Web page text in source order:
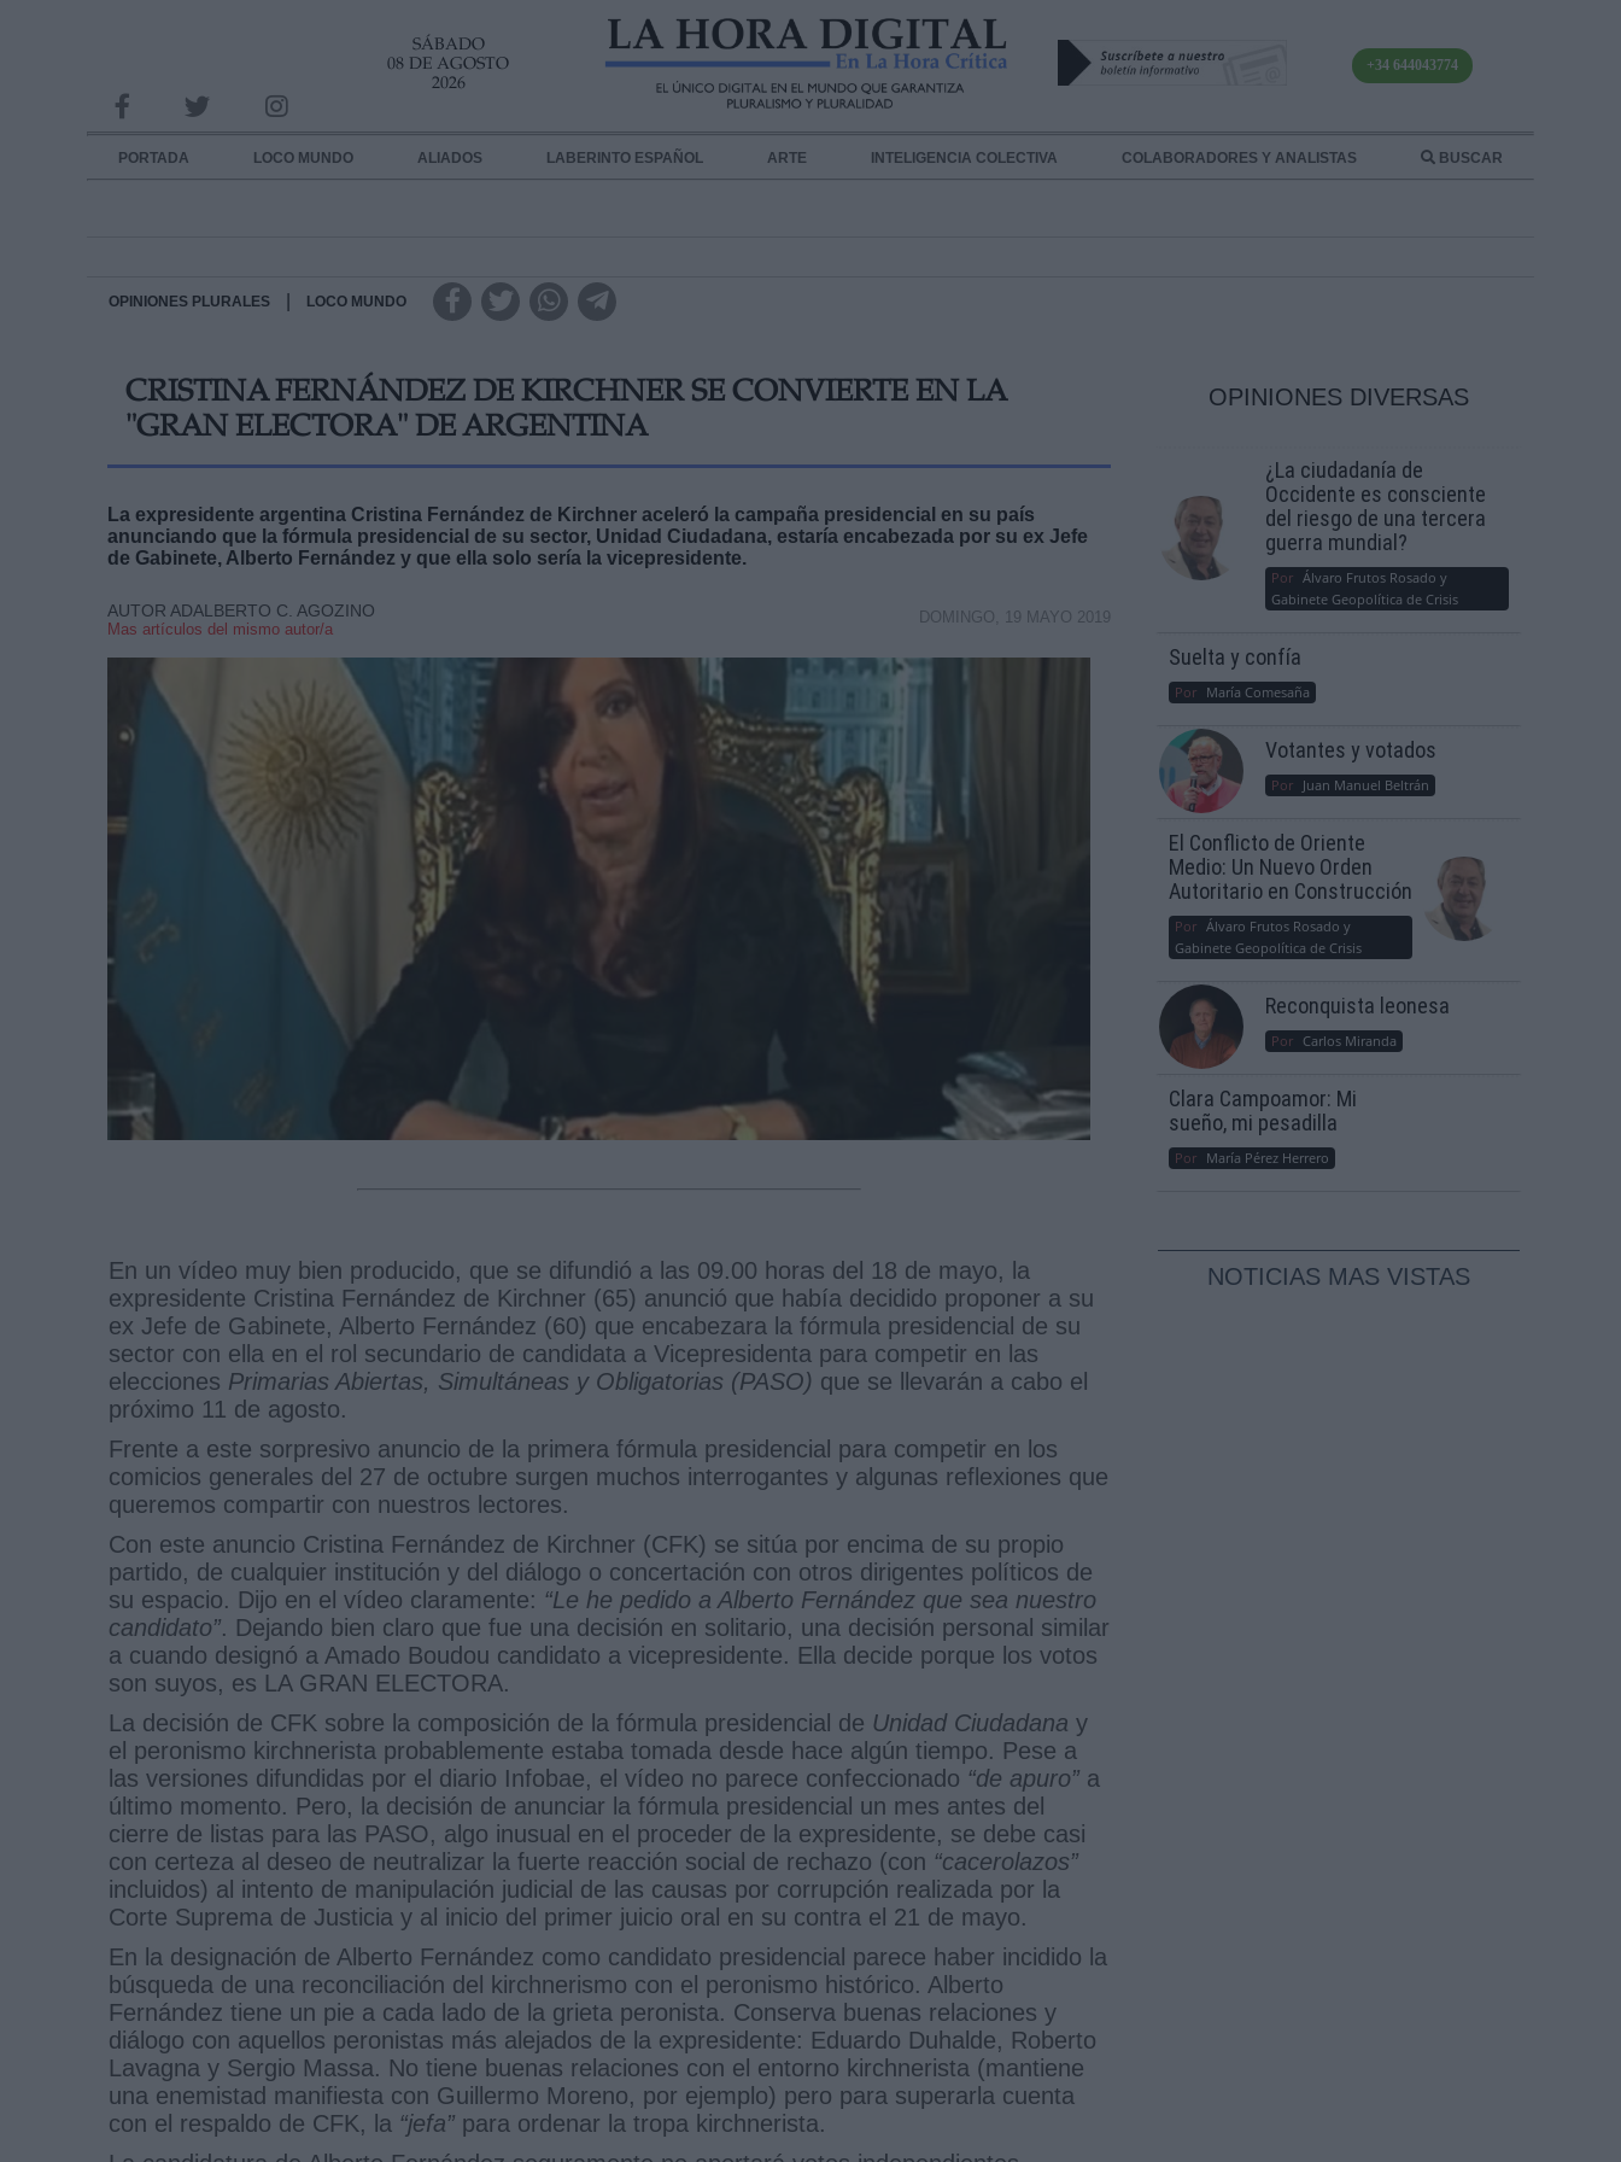
SÁBADO
08 DE AGOSTO
2026
+34 644043774
PORTADA LOCO MUNDO ALIADOS LABERINTO ESPAÑOL ARTE INTELIGENCIA COLECTIVA COLABORADORES Y ANALISTAS BUSCAR
OPINIONES PLURALES LOCO MUNDO
CRISTINA FERNÁNDEZ DE KIRCHNER SE CONVIERTE EN LA
"GRAN ELECTORA" DE ARGENTINA
La expresidente argentina Cristina Fernández de Kirchner aceleró la campaña presidencial en su país
anunciando que la fórmula presidencial de su sector, Unidad Ciudadana, estaría encabezada por su ex Jefe
de Gabinete, Alberto Fernández y que ella solo sería la vicepresidente.
AUTOR ADALBERTO C. AGOZINO
Mas artículos del mismo autor/a
DOMINGO, 19 MAYO 2019
En un vídeo muy bien producido, que se difundió a las 09.00 horas del 18 de mayo, la
expresidente Cristina Fernández de Kirchner (65) anunció que había decidido proponer a su
ex Jefe de Gabinete, Alberto Fernández (60) que encabezara la fórmula presidencial de su
sector con ella en el rol secundario de candidata a Vicepresidenta para competir en las
elecciones Primarias Abiertas, Simultáneas y Obligatorias (PASO) que se llevarán a cabo el
próximo 11 de agosto.
Frente a este sorpresivo anuncio de la primera fórmula presidencial para competir en los
comicios generales del 27 de octubre surgen muchos interrogantes y algunas reflexiones que
queremos compartir con nuestros lectores.
Con este anuncio Cristina Fernández de Kirchner (CFK) se sitúa por encima de su propio
partido, de cualquier institución y del diálogo o concertación con otros dirigentes políticos de
su espacio. Dijo en el vídeo claramente: “Le he pedido a Alberto Fernández que sea nuestro
candidato”. Dejando bien claro que fue una decisión en solitario, una decisión personal similar
a cuando designó a Amado Boudou candidato a vicepresidente. Ella decide porque los votos
son suyos, es LA GRAN ELECTORA.
La decisión de CFK sobre la composición de la fórmula presidencial de Unidad Ciudadana y
el peronismo kirchnerista probablemente estaba tomada desde hace algún tiempo. Pese a
las versiones difundidas por el diario Infobae, el vídeo no parece confeccionado “de apuro” a
último momento. Pero, la decisión de anunciar la fórmula presidencial un mes antes del
cierre de listas para las PASO, algo inusual en el proceder de la expresidente, se debe casi
con certeza al deseo de neutralizar la fuerte reacción social de rechazo (con “cacerolazos”
incluidos) al intento de manipulación judicial de las causas por corrupción realizada por la
Corte Suprema de Justicia y al inicio del primer juicio oral en su contra el 21 de mayo.
En la designación de Alberto Fernández como candidato presidencial parece haber incidido la
búsqueda de una reconciliación del kirchnerismo con el peronismo histórico. Alberto
Fernández tiene un pie a cada lado de la grieta peronista. Conserva buenas relaciones y
diálogo con aquellos peronistas más alejados de la expresidente: Eduardo Duhalde, Roberto
Lavagna y Sergio Massa. No tiene buenas relaciones con el entorno kirchnerista (mantiene
una enemistad manifiesta con Guillermo Moreno, por ejemplo) pero para superarla cuenta
con el respaldo de CFK, la “jefa” para ordenar la tropa kirchnerista.
OPINIONES DIVERSAS
¿La ciudadanía de
Occidente es consciente
del riesgo de una tercera
guerra mundial?
Por Álvaro Frutos Rosado y
Gabinete Geopolítica de Crisis
Suelta y confía
Por María Comesaña
Votantes y votados
Por Juan Manuel Beltrán
El Conflicto de Oriente
Medio: Un Nuevo Orden
Autoritario en Construcción
Por Álvaro Frutos Rosado y
Gabinete Geopolítica de Crisis
Reconquista leonesa
Por Carlos Miranda
Clara Campoamor: Mi
sueño, mi pesadilla
Por María Pérez Herrero
NOTICIAS MAS VISTAS
INFORMACION SOBRE LA PROTECCIÓN DE TUS DATOS
Responsable:
Destinatarios:
link
Información adicional
link